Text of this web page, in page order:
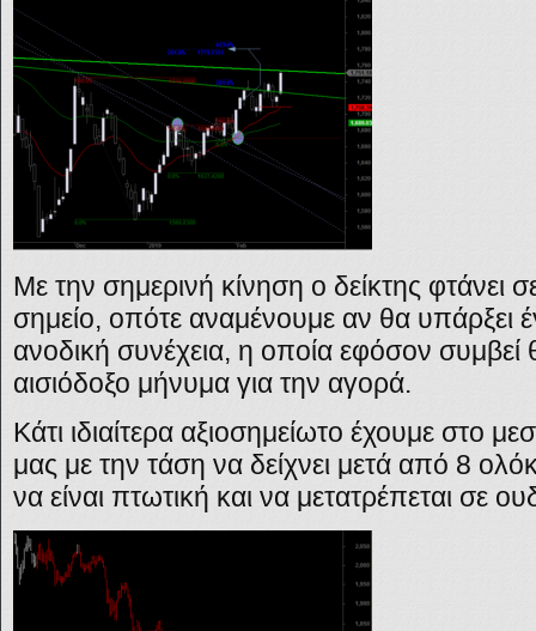
Με την σημερινή κίνηση ο δείκτης φτάνει
σημείο, οπότε αναμένουμε αν θα υπάρξει
ανοδική συνέχεια, η οποία εφόσον συμβεί
αισιόδοξο μήνυμα για την αγορά.
Κάτι ιδιαίτερα αξιοσημείωτο έχουμε στο
μας με την τάση να δείχνει μετά από 8
να είναι πτωτική και να μετατρέπεται σε